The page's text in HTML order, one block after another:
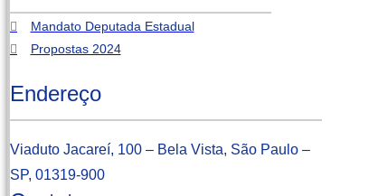
Mandato Deputada Estadual
Propostas 2024
Endereço
Viaduto Jacareí, 100 – Bela Vista, São Paulo –
SP, 01319-900